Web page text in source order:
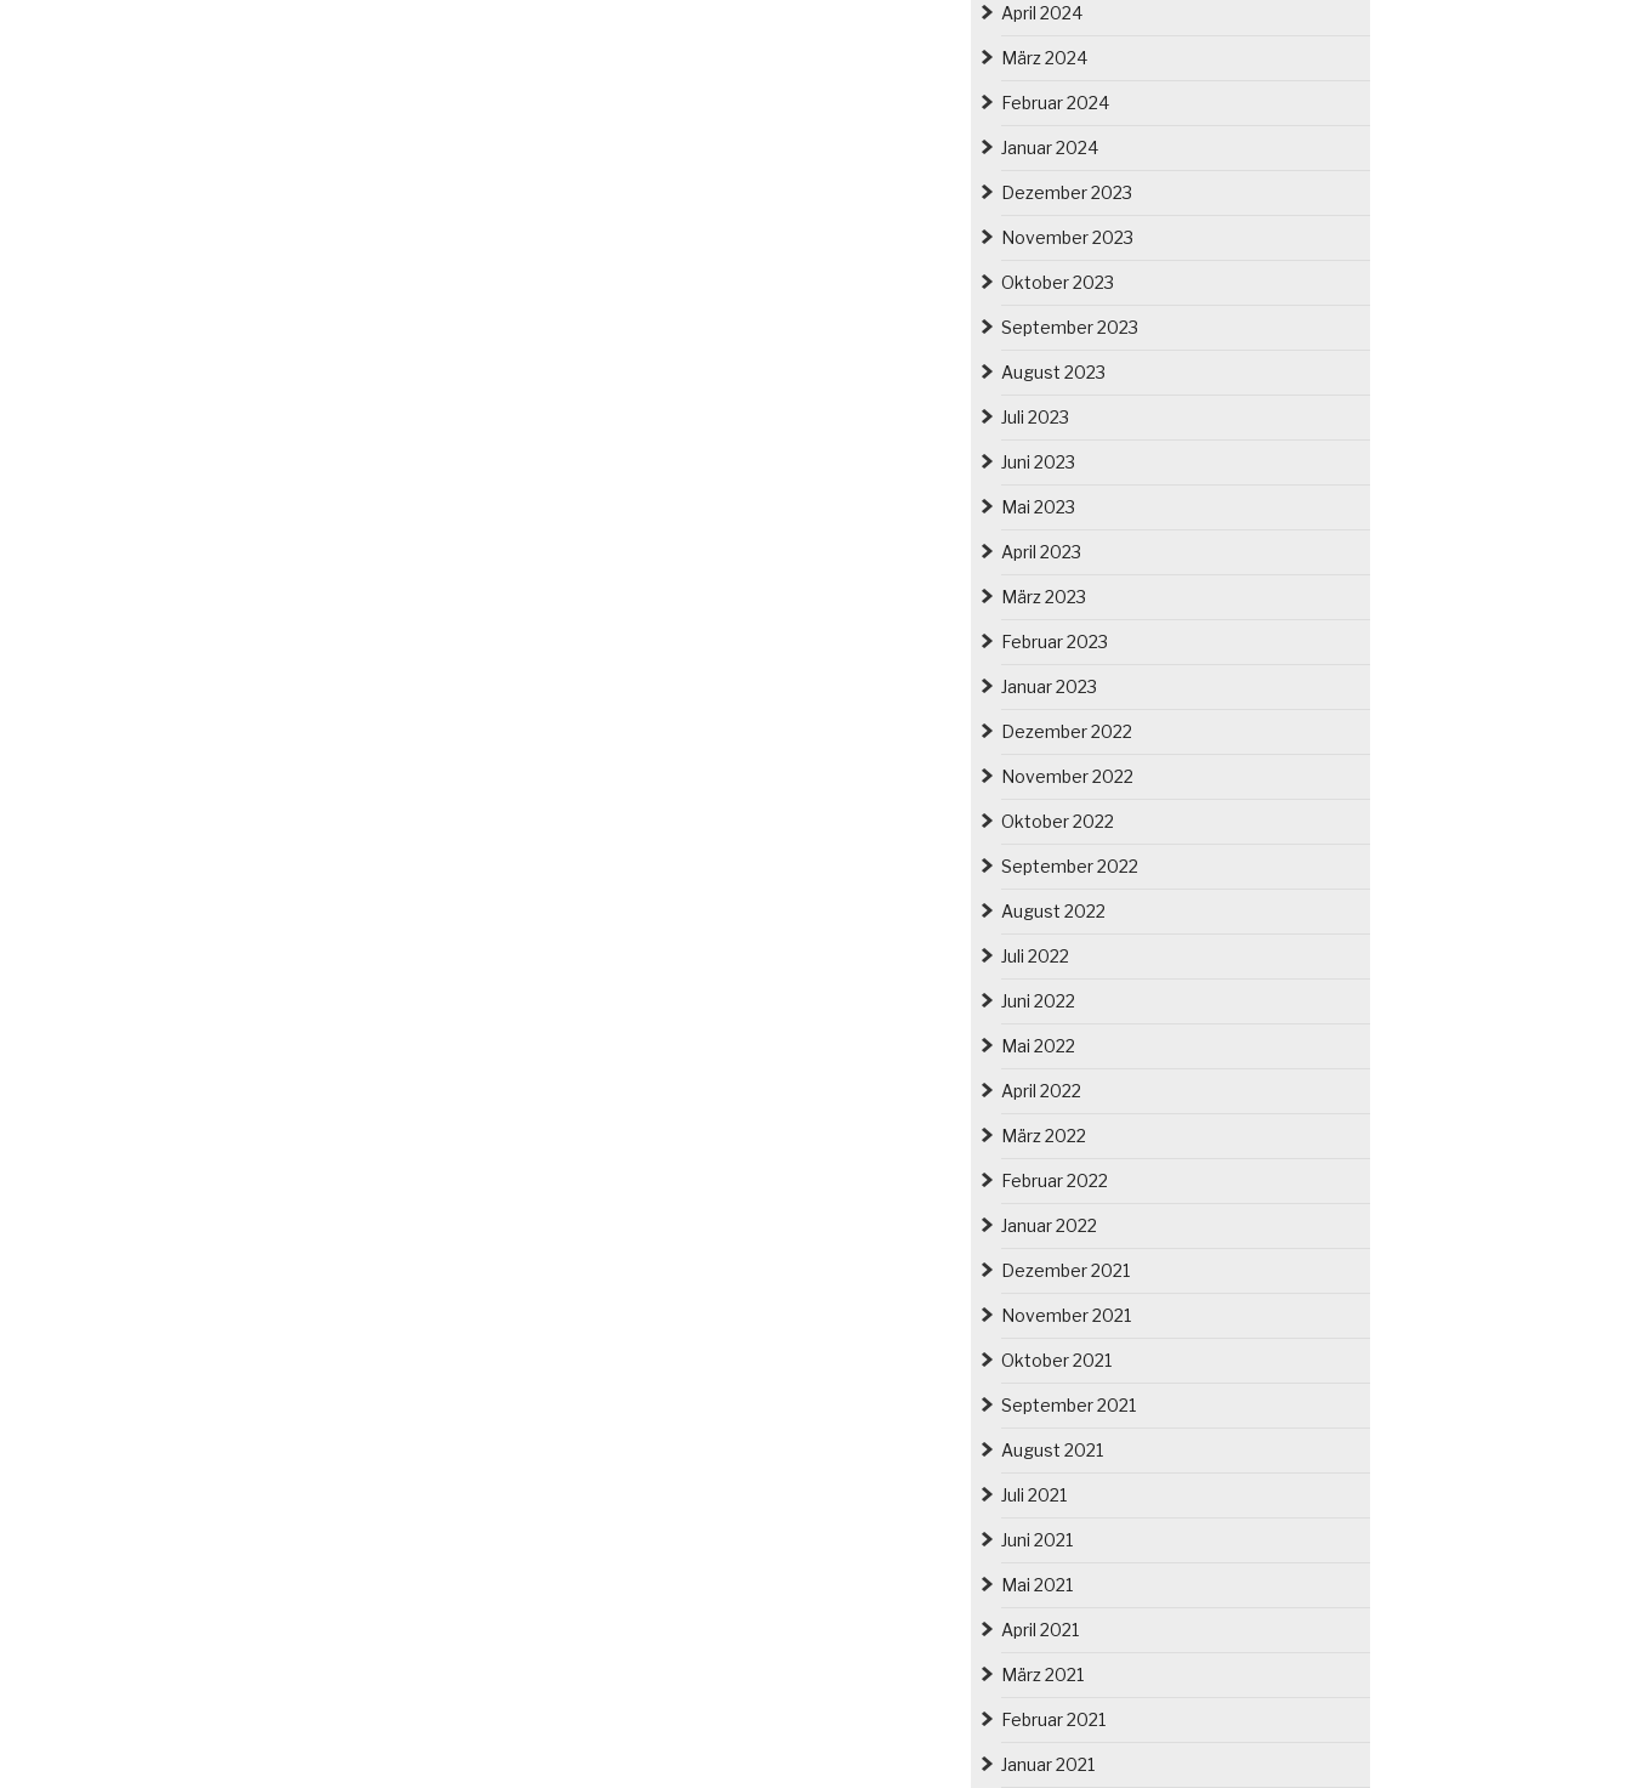
April 2024
März 2024
Februar 2024
Januar 2024
Dezember 2023
November 2023
Oktober 2023
September 2023
August 2023
Juli 2023
Juni 2023
Mai 2023
April 2023
März 2023
Februar 2023
Januar 2023
Dezember 2022
November 2022
Oktober 2022
September 2022
August 2022
Juli 2022
Juni 2022
Mai 2022
April 2022
März 2022
Februar 2022
Januar 2022
Dezember 2021
November 2021
Oktober 2021
September 2021
August 2021
Juli 2021
Juni 2021
Mai 2021
April 2021
März 2021
Februar 2021
Januar 2021